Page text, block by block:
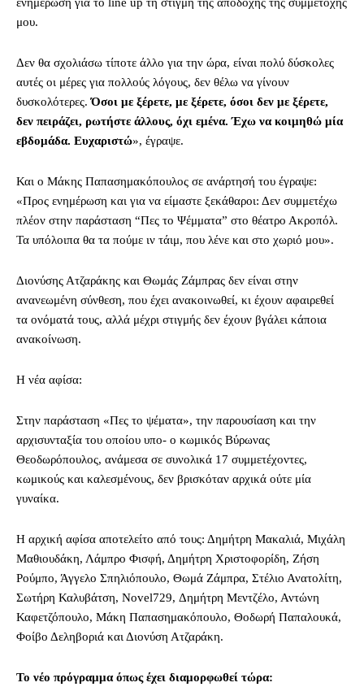
μου.
Δεν θα σχολιάσω τίποτε άλλο για την ώρα, είναι πολύ δύσκολες
αυτές οι μέρες για πολλούς λόγους, δεν θέλω να γίνουν
δυσκολότερες.Όσοι με ξέρετε, με ξέρετε, όσοι δεν με ξέρετε,
δεν πειράζει, ρωτήστε άλλους, όχι εμένα. Έχω να κοιμηθώ μία
εβδομάδα. Ευχαριστώ», έγραψε.
Και ο Μάκης Παπασημακόπουλος σε ανάρτησή του έγραψε:
«Προς ενημέρωση και για να είμαστε ξεκάθαροι: Δεν συμμετέχω
πλέον στην παράσταση “Πες το Ψέμματα” στο θέατρο Ακροπόλ.
Τα υπόλοιπα θα τα πούμε ιν τάιμ, που λένε και στο χωριό μου».
Διονύσης Ατζαράκης και Θωμάς Ζάμπρας δεν είναι στην
ανανεωμένη σύνθεση, που έχει ανακοινωθεί, κι έχουν αφαιρεθεί
τα ονόματά τους, αλλά μέχρι στιγμής δεν έχουν βγάλει κάποια
ανακοίνωση.
Η νέα αφίσα:
Στην παράσταση «Πες το ψέματα», την παρουσίαση και την
αρχισυνταξία του οποίου υπο- ο κωμικός Βύρωνας
Θεοδωρόπουλος, ανάμεσα σε συνολικά 17 συμμετέχοντες,
κωμικούς και καλεσμένους, δεν βρισκόταν αρχικά ούτε μία
γυναίκα.
Η αρχική αφίσα αποτελείτο από τους: Δημήτρη Μακαλιά, Μιχάλη
Μαθιουδάκη, Λάμπρο Φισφή, Δημήτρη Χριστοφορίδη, Ζήση
Ρούμπο, Άγγελο Σπηλιόπουλο, Θωμά Ζάμπρα, Στέλιο Ανατολίτη,
Σωτήρη Καλυβάτση, Novel729, Δημήτρη Μεντζέλο, Αντώνη
Καφετζόπουλο, Μάκη Παπασημακόπουλο, Θοδωρή Παπαλουκά,
Φοίβο Δεληβοριά και Διονύση Ατζαράκη.
Το νέο πρόγραμμα όπως έχει διαμορφωθεί τώρα: